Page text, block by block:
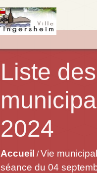
Liste
2024
Accueil /Vie
séance du 04